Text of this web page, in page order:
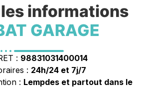
informations
GARAGE
: 98831031400014
: 24h/24 et 7j/7
: Lempdes et partout dans le